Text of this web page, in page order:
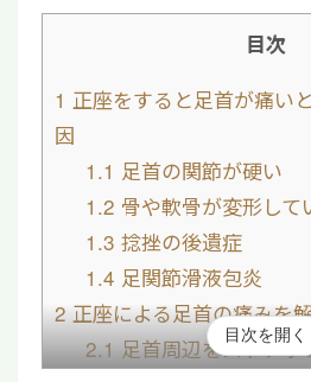
目次
1 正座をすると足首が痛い
因
1.1 足首の関節が硬い
1.2 骨や軟骨が変形して
1.3 捻挫の後遺症
1.4 足関節滑液包炎
2正座による足首の痛みを
2.1足首周辺をストレッ
目次を開く